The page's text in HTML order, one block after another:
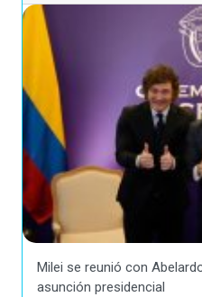
Milei se reunió con
asunción presidencial